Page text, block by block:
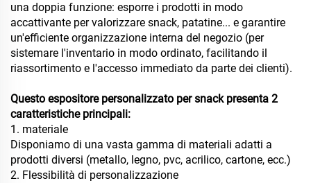
una doppia funzione: esporre i prodotti in modo
accattivante per valorizzare snack, patatine... e garantire
un'efficiente organizzazione interna del negozio (per
sistemare l'inventario in modo ordinato, facilitando il
riassortimento e l'accesso immediato da parte dei clienti).
Questo espositore personalizzato per snack presenta 2
caratteristiche principali:
1. materiale
Disponiamo di una vasta gamma di materiali adatti a
prodotti diversi (metallo, legno, pvc, acrilico, cartone, ecc.)
2. Flessibilità di personalizzazione